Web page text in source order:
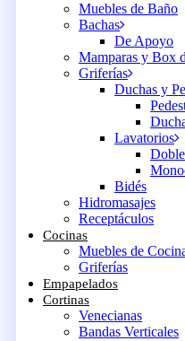
Muebles de Baño
Bachas
De Apoyo
Mamparas y Box
Griferías
Duchas y
Lavatorios
Bidés
Hidromasajes
Receptáculos
Cocinas
Muebles de
Griferías
Empapelados
Cortinas
Venecianas
Bandas Verticales